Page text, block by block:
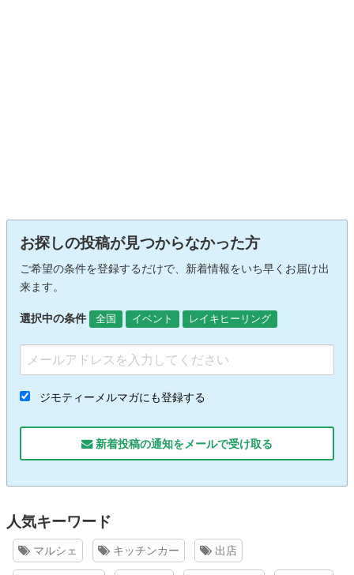
お探しの投稿が見つからなかった方
ご希望の条件を登録するだけで、新着情報をいち早くお届け出
来ます。
選択中の条件 全国 イベント レイキヒーリング
ジモティーメルマガにも登録する
新着投稿の通知をメールで受け取る
人気キーワード
マルシェ キッチンカー 出店